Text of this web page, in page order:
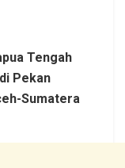
Tengah
Pekan
Sumatera